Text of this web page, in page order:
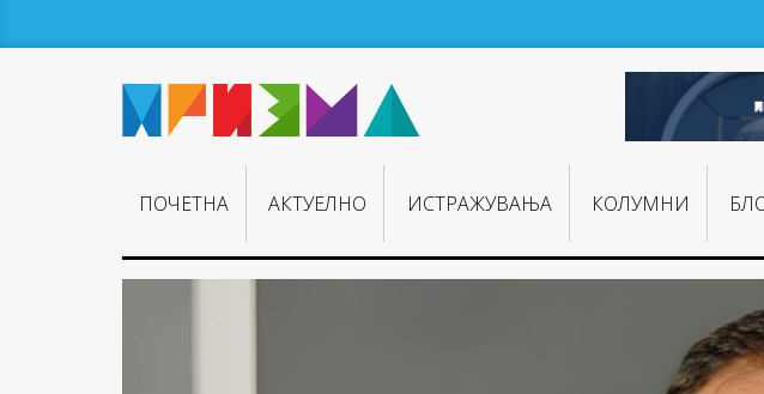
ПОЧЕТНА АКТУЕЛНО ИСТРАЖУВАЊA КОЛУМНИ